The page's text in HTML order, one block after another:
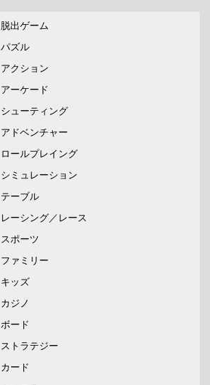
脱出ゲーム
パズル
アクション
アーケード
シューティング
アドベンチャー
ロールプレイング
シミュレーション
テーブル
レーシング／レース
スポーツ
ファミリー
キッズ
カジノ
ボード
ストラテジー
カード